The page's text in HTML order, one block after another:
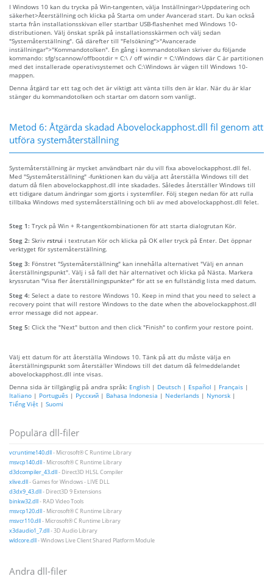
I Windows 10 kan du trycka på Win-tangenten, välja Inställningar>Uppdatering och
säkerhet>Återställning och klicka på Starta om under Avancerad start. Du kan också
starta från installationsskivan eller startbar USB-flashenhet med Windows 10-
distributionen. Välj önskat språk på installationsskärmen och välj sedan
"Systemåterställning". Gå därefter till "Felsökning">"Avancerade
inställningar">"Kommandotolken". En gång i kommandotolken skriver du följande
kommando: sfg/scannow/offbootdir = C:\ / off windir = C:\Windows där C är partitionen
med det installerade operativsystemet och C:\Windows är vägen till Windows 10-
mappen.
Denna åtgärd tar ett tag och det är viktigt att vänta tills den är klar. När du är klar
stänger du kommandotolken och startar om datorn som vanligt.
Metod 6: Åtgärda skadad Abovelockapphost.dll fil genom att
utföra systemåterställning
Systemåterställning är mycket användbart när du vill fixa abovelockapphost.dll fel.
Med "Systemåterställning" -funktionen kan du välja att återställa Windows till det
datum då filen abovelockapphost.dll inte skadades. Således återställer Windows till
ett tidigare datum ändringar som gjorts i systemfiler. Följ stegen nedan för att rulla
tillbaka Windows med systemåterställning och bli av med abovelockapphost.dll felet.
Steg 1: Tryck på Win + R-tangentkombinationen för att starta dialogrutan Kör.
Steg 2: Skriv rstrui i textrutan Kör och klicka på OK eller tryck på Enter. Det öppnar
verktyget för systemåterställning.
Steg 3: Fönstret "Systemåterställning" kan innehålla alternativet "Välj en annan
återställningspunkt". Välj i så fall det här alternativet och klicka på Nästa. Markera
kryssrutan "Visa fler återställningspunkter" för att se en fullständig lista med datum.
Steg 4: Select a date to restore Windows 10. Keep in mind that you need to select a
recovery point that will restore Windows to the date when the abovelockapphost.dll
error message did not appear.
Steg 5: Click the "Next" button and then click "Finish" to confirm your restore point.
Välj ett datum för att återställa Windows 10. Tänk på att du måste välja en
återställningspunkt som återställer Windows till det datum då felmeddelandet
abovelockapphost.dll inte visas.
Denna sida är tillgänglig på andra språk: English | Deutsch | Español | Français |
Italiano | Português | Русский | Bahasa Indonesia | Nederlands | Nynorsk |
Tiếng Việt | Suomi
Populära dll-filer
vcruntime140.dll- Microsoft® C Runtime Library
msvcp140.dll- Microsoft® C Runtime Library
d3dcompiler_43.dll- Direct3D HLSL Compiler
xlive.dll- Games for Windows - LIVE DLL
d3dx9_43.dll- Direct3D 9 Extensions
binkw32.dll- RAD Video Tools
msvcp120.dll- Microsoft® C Runtime Library
msvcr110.dll- Microsoft® C Runtime Library
x3daudio1_7.dll- 3D Audio Library
wldcore.dll- Windows Live Client Shared Platform Module
Andra dll-filer